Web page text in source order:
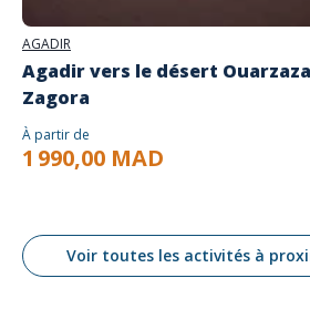
AGADIR
Agadir vers le désert
Zagora
À partir de
1 990,00 MAD
Voir toutes les activités à